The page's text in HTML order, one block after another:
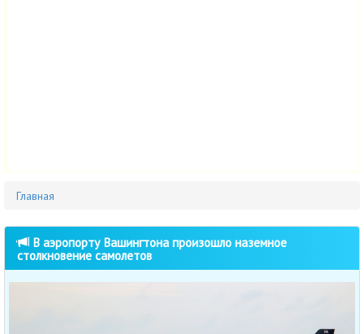
Главная
В аэропорту Вашингтона произошло наземное
столкновение самолетов